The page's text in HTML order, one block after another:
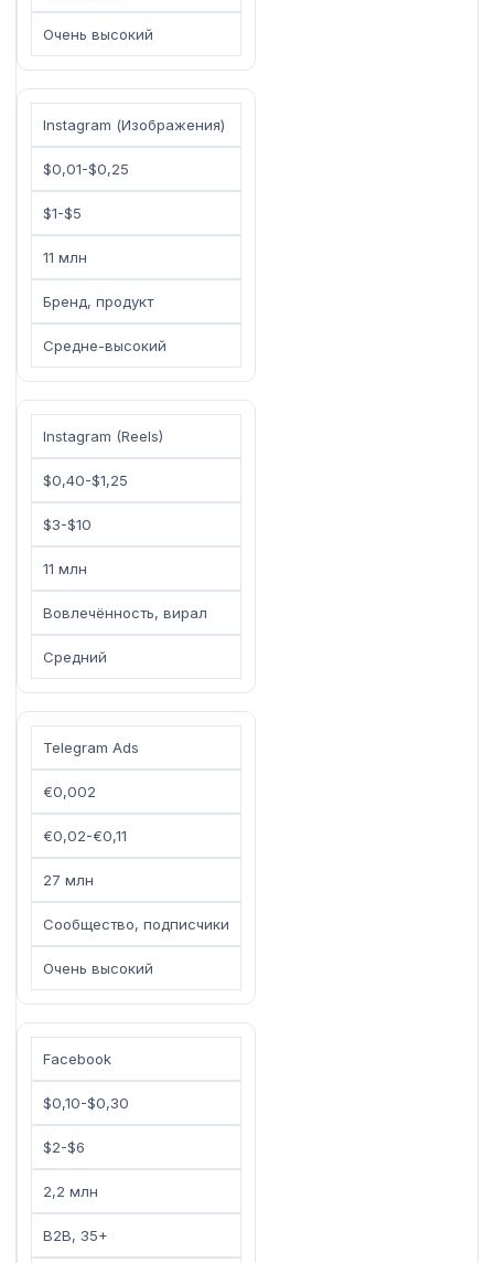
Очень высокий
Instagram (Изображения)
$0,01-$0,25
$1-$5
11 млн
Бренд, продукт
Средне-высокий
Instagram (Reels)
$0,40-$1,25
$3-$10
11 млн
Вовлечённость, вирал
Средний
Telegram Ads
€0,002
€0,02-€0,11
27 млн
Сообщество, подписчики
Очень высокий
Facebook
$0,10-$0,30
$2-$6
2,2 млн
B2B, 35+